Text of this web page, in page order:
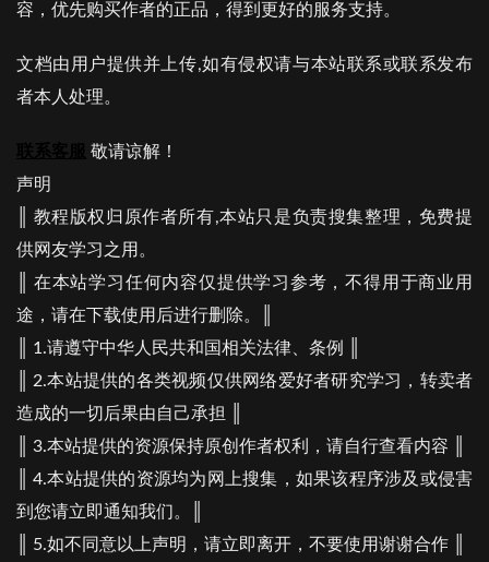
容，优先购买作者的正品，得到更好的服务支持。
文档由用户提供并上传,如有侵权请与本站联系或联系发布
者本人处理。
敬请谅解！
声明
║ 教程版权归原作者所有,本站只是负责搜集整理，免费提
供网友学习之用。
║ 在本站学习任何内容仅提供学习参考，不得用于商业用
途，请在下载使用后进行删除。║
║ 1.请遵守中华人民共和国相关法律、条例 ║
║ 2.本站提供的各类视频仅供网络爱好者研究学习，转卖者
造成的一切后果由自己承担 ║
║ 3.本站提供的资源保持原创作者权利，请自行查看内容 ║
║ 4.本站提供的资源均为网上搜集，如果该程序涉及或侵害
到您请立即通知我们。║
║ 5.如不同意以上声明，请立即离开，不要使用谢谢合作 ║